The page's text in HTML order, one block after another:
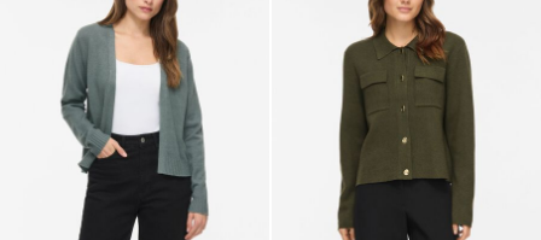
spørgsmål?
Danmark